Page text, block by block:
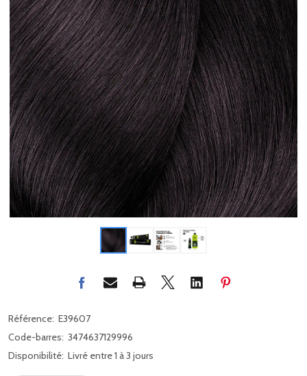
Référence: E39607
Code-barres: 3474637129996
Disponibilité: Livré entre 1 à 3 jours